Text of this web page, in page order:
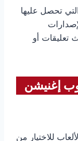
تحصل عليها
تعليقات أو
إغنيشن
للاختيار من